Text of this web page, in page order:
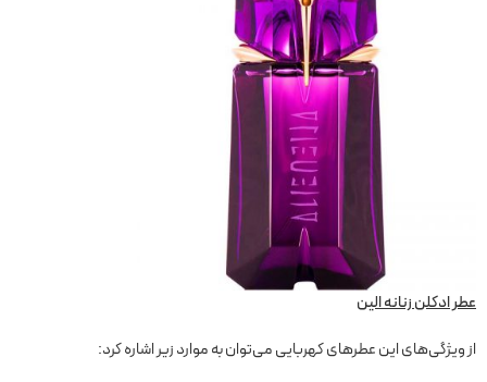
عطر ادکلن زنانه الین
از ویژگی‌های این عطرهای کهربایی می‌توان به موارد زیر اشاره کرد: